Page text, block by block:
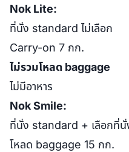
Nok Lite:
ที่นั่ง standard ไม่เลือก
Carry-on 7 กก.
ไม่รวมโหลด baggage
ไม่มีอาหาร
Nok Smile:
ที่นั่ง standard + เลือกที่นั่
โหลด baggage 15 กก.